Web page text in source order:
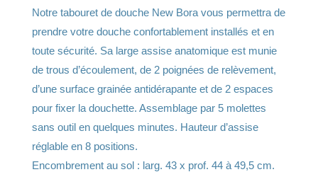
Notre tabouret de douche New Bora vous permettra de
prendre votre douche confortablement installés et en
toute sécurité. Sa large assise anatomique est munie
de trous d’écoulement, de 2 poignées de relèvement,
d’une surface grainée antidérapante et de 2 espaces
pour fixer la douchette. Assemblage par 5 molettes
sans outil en quelques minutes. Hauteur d’assise
réglable en 8 positions.
Encombrement au sol : larg. 43 x prof. 44 à 49,5 cm.